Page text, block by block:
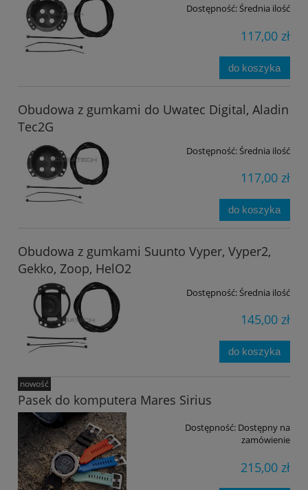
Dostępność:Średnia ilość
117,00 zł
do koszyka
Obudowa z gumkami do Uwatec Digital, Aladin
Tec2G
Dostępność: Średnia ilość
117,00 zł
do koszyka
Obudowa z gumkami Suunto Vyper, Vyper2,
Gekko, Zoop, HelO2
Dostępność:Średnia ilość
145,00 zł
do koszyka
Pasek do komputera Mares Sirius
Dostępność: Dostępny na
zamówienie
215,00 zł
nowość